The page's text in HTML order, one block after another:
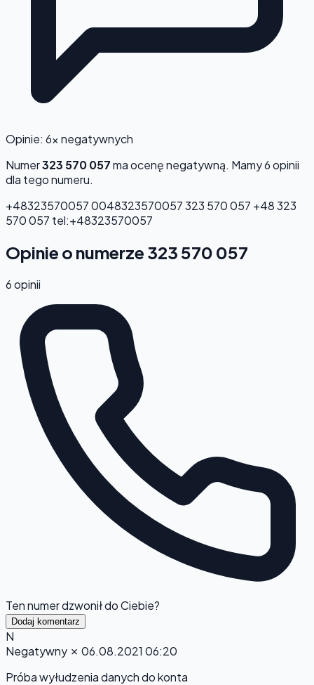
Opinie: 6x negatywnych
Numer323 570 057ma ocenęnegatywną. Mamy 6 opinii
dla tego numeru.
+483235700570048323570057323 570 057 +48 323
570 057 tel:+48323570057
Opinie o numerze 323 570 057
6 opinii
Ten numer dzwonił do Ciebie?
Dodaj komentarz
N
Negatywny ✗ 06.08.2021 06:20
Próba wyłudzenia danych do konta